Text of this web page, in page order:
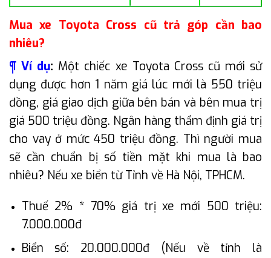
Mua xe Toyota Cross cũ trả góp cần bao
nhiêu?
¶ Ví dụ: Một chiếc xe Toyota Cross cũ mới sử
dụng được hơn 1 năm giá lúc mới là 550 triệu
đồng, giá giao dịch giữa bên bán và bên mua trị
giá 500 triệu đồng. Ngân hàng thẩm định giá trị
cho vay ở mức 450 triệu đồng. Thì người mua
sẽ cần chuẩn bị số tiền mặt khi mua là bao
nhiêu? Nếu xe biển từ Tỉnh về Hà Nội, TPHCM.
Thuế 2% * 70% giá trị xe mới 500 triệu:
7.000.000đ
Biển số: 20.000.000đ (Nếu về tỉnh là